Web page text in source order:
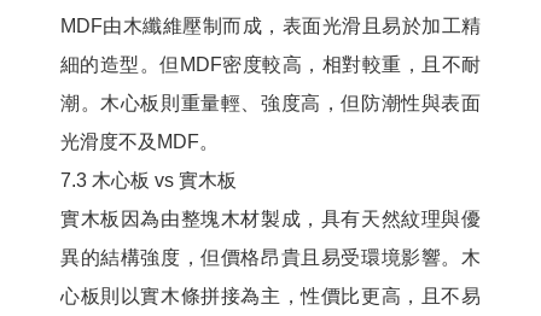
MDF由木纖維壓制而成，表面光滑且易於加工精
細的造型。但MDF密度較高，相對較重，且不耐
潮。木心板則重量輕、強度高，但防潮性與表面
光滑度不及MDF。
7.3 木心板 vs 實木板
實木板因為由整塊木材製成，具有天然紋理與優
異的結構強度，但價格昂貴且易受環境影響。木
心板則以實木條拼接為主，性價比更高，且不易